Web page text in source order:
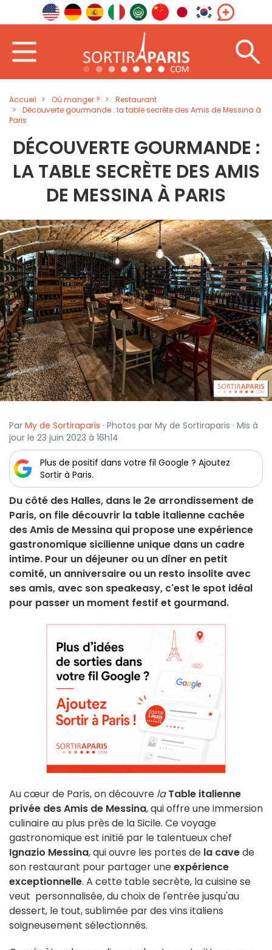
Accueil Où manger ?
Restaurant
Découverte gourmande : la table secrète des Amis de Messina à
Paris
DÉCOUVERTE GOURMANDE :
LA TABLE SECRÈTE DES AMIS
DE MESSINA À PARIS
Par My de Sortiraparis · Photos par My de Sortiraparis · Mis à
jour le 23 juin 2023 à 16h14
Plus de positif dans votre fil Google ? Ajoutez
Sortir à Paris.
Du côté des Halles, dans le 2e arrondissement de
Paris, on file découvrir la table italienne cachée
des Amis de Messina qui propose une expérience
gastronomique sicilienne unique dans un cadre
intime. Pour un déjeuner ou un dîner en petit
comité, un anniversaire ou un resto insolite avec
ses amis, avec son speakeasy, c'est le spot idéal
pour passer un moment festif et gourmand.
Au cœur de Paris, on découvre laTable italienne
privée des Amis de Messina, qui offre une immersion
culinaire au plus près de la Sicile. Ce voyage
gastronomique est initié par le talentueux chef
Ignazio Messina, qui ouvre les portes de la cavede
son restaurant pour partager uneexpérience
exceptionnelle. A cette table secrète, la cuisine se
veut personnalisée, du choix de l'entrée jusqu'au
dessert, le tout, sublimée par des vins italiens
soigneusement sélectionnés.